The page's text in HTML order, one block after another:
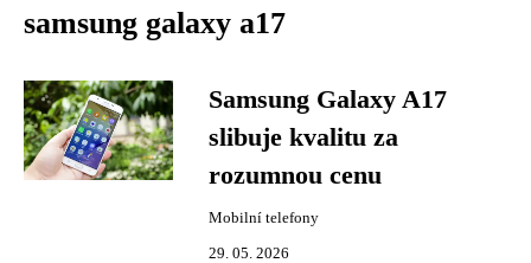
samsung galaxy a17
Samsung Galaxy A17
slibuje kvalitu za
rozumnou cenu
Mobilní telefony
29. 05. 2026